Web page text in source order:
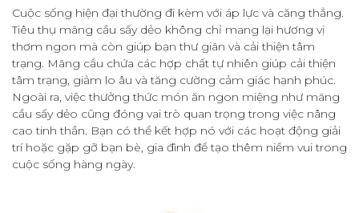
Cuộc sống hiện đại thường đi kèm với áp lực và căng thẳng.
Tiêu thụ mãng cầu sấy dẻo không chỉ mang lại hương vị
thơm ngon mà còn giúp bạn thư giãn và cải thiện tâm
trạng. Mãng cầu chứa các hợp chất tự nhiên giúp cải thiện
tâm trạng, giảm lo âu và tăng cường cảm giác hạnh phúc.
Ngoài ra, việc thưởng thức món ăn ngon miệng như mãng
cầu sấy dẻo cũng đóng vai trò quan trọng trong việc nâng
cao tinh thần. Bạn có thể kết hợp nó với các hoạt động giải
trí hoặc gặp gỡ bạn bè, gia đình để tạo thêm niềm vui trong
cuộc sống hàng ngày.